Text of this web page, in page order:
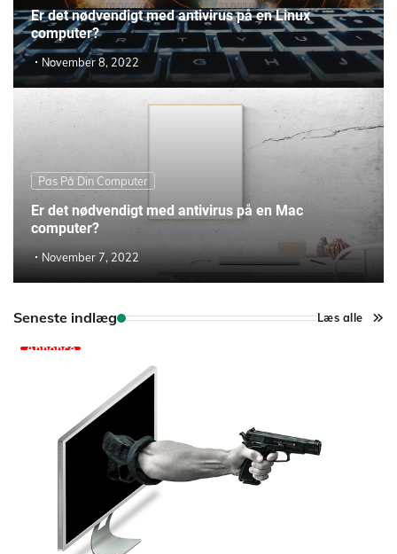
Er det nødvendigt med antivirus på en Linux
computer?
November 8, 2022
Pas På Din Computer
Er det nødvendigt med antivirus på en Mac
computer?
November 7, 2022
Seneste indlæg Læs alle
Annonce